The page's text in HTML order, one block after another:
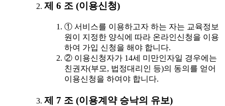
제 6 조 (이용신청)
① 서비스를 이용하고자 하는 자는 교육정보
원이 지정한 양식에 따라 온라인신청을 이용
하여 가입 신청을 해야 합니다.
② 이용신청자가 14세 미만인자일 경우에는
친권자(부모, 법정대리인 등)의 동의를 얻어
이용신청을 하여야 합니다.
제 7 조 (이용계약 승낙의 유보)